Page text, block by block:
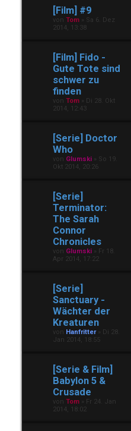
[Film] #9
von Tom
Sa 6. Dez
2014, 13:38
[Film] Fido -
Gute Tote sind
schwer zu
finden
von Tom
Di 28. Okt
2014, 12:43
[Serie] Doctor
Who
von Glumski
So 19.
Okt 2014, 20:26
[Serie]
Terminator:
The Sarah
Connor
Chronicles
von Glumski
Fr 18.
Apr 2014, 17:22
[Serie]
Sanctuary -
Wächter der
Kreaturen
von Hanfritter»
Di 28.
Jan 2014, 18:55
[Serie & Film]
Babylon 5 &
Crusade
von Tom
Fr 24. Jan
2014, 18:02